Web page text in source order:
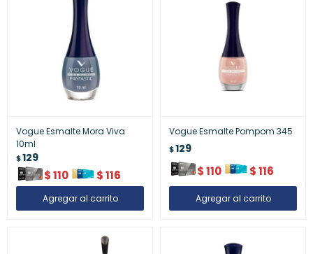
Vogue Esmalte Mora Viva
10ml
$129
$110 $116
Vogue Esmalte Pompom 345
$129
$110 $116